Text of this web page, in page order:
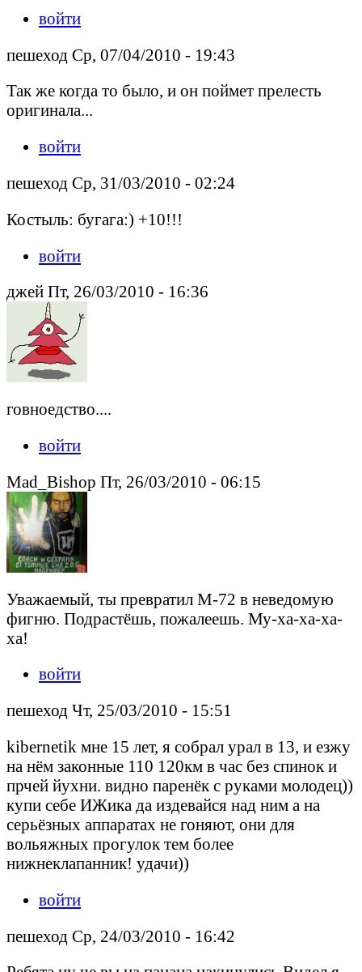
войти
пешеход Ср, 07/04/2010 - 19:43
Так же когда то было, и он поймет прелесть
оригинала...
войти
пешеход Ср, 31/03/2010 - 02:24
Костыль: бугага:) +10!!!
войти
джей Пт, 26/03/2010 - 16:36
говноедство....
войти
Mad_Bishop Пт, 26/03/2010 - 06:15
Уважаемый, ты превратил М-72 в неведомую
фигню. Подрастёшь, пожалеешь. Му-ха-ха-ха-
ха!
войти
пешеход Чт, 25/03/2010 - 15:51
kibernetik мне 15 лет, я собрал урал в 13, и езжу
на нём законные 110 120км в час без спинок и
прчей йухни. видно паренёк с руками молодец))
купи себе ИЖика да издевайся над ним а на
серьёзных аппаратах не гоняют, они для
вольяжных прогулок тем более
нижнеклапанник! удачи))
войти
пешеход Ср, 24/03/2010 - 16:42